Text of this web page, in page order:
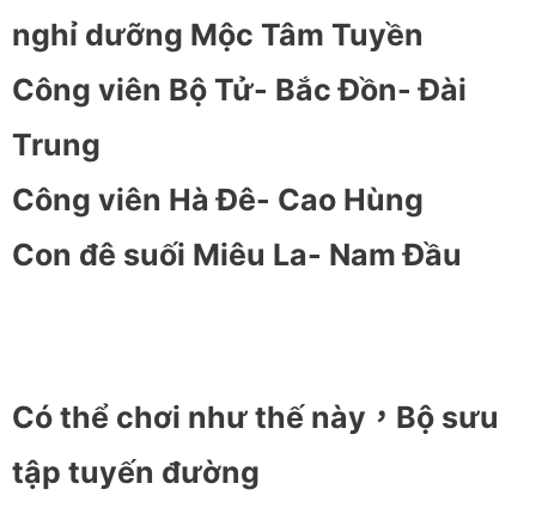
nghỉ dưỡng Mộc Tâm Tuyền
Công viên Bộ Tử- Bắc Đồn- Đài
Trung
Công viên Hà Đê- Cao Hùng
Con đê suối Miêu La- Nam Đầu
Có thể chơi như thế này，Bộ sưu
tập tuyến đường